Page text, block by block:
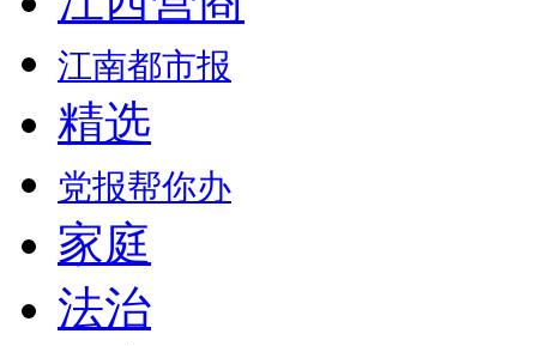
江南都市报
精选
党报帮你办
家庭
法治